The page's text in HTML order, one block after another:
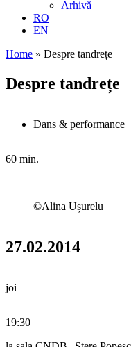
Arhivă
RO
EN
Home » Despre tandrețe
Despre tandrețe
Dans & performance
60 min.
©Alina Ușurelu
27.02.2014
joi
19:30